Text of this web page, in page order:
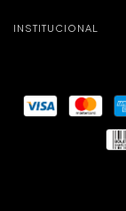
INSTITUCIONAL